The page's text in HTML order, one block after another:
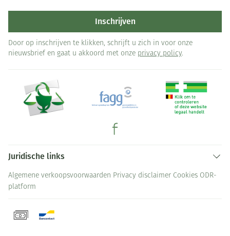
Inschrijven
Door op inschrijven te klikken, schrijft u zich in voor onze
nieuwsbrief en gaat u akkoord met onze privacy policy.
Juridische links
Algemene verkoopsvoorwaarden Privacy disclaimer Cookies ODR-
platform